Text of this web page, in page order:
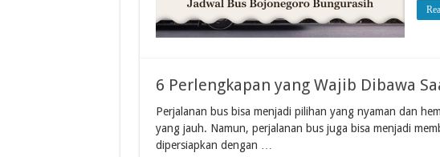
6 Perlengkapan yang Wajib Dibawa
Perjalanan bus bisa menjadi pilihan yang nyaman dan
yang jauh. Namun, perjalanan bus juga bisa menjadi
dipersiapkan dengan …